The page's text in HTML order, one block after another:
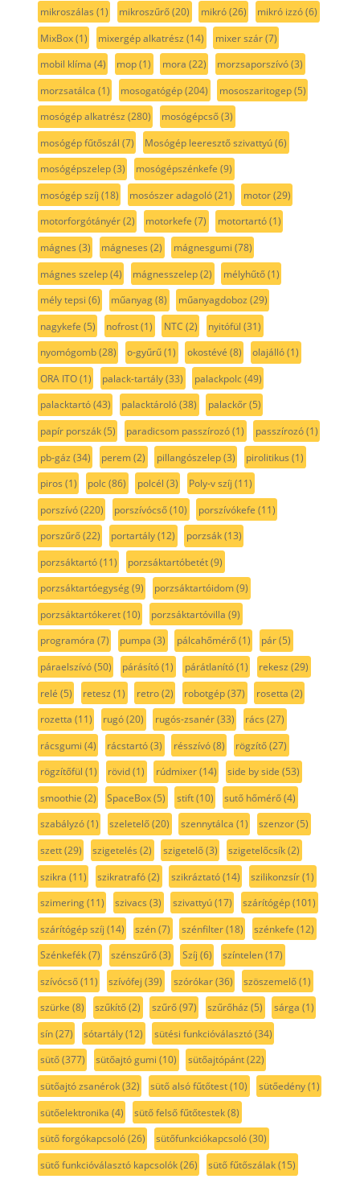
mikroszálas (1) mikroszűrő(20) mikró(26) mikró izzó(6)
MixBox(1) mixergép alkatrész (14) mixer szár(7)
mobil klíma (4) mop(1) mora (22) morzsaporszívó(3)
morzsatálca (1) mosogatógép(204) mososzaritogep(5)
mosógép alkatrész (280) mosógépcső(3)
mosógép fűtőszál (7) Mosógép leeresztő szivattyú(6)
mosógépszelep(3) mosógépszénkefe (9)
mosógép szíj (18) mosószer adagoló(21) motor(29)
motorforgótányér(2) motorkefe (7) motortartó(1)
mágnes (3) mágneses (2) mágnesgumi (78)
mágnes szelep(4) mágnesszelep(2) mélyhűtő(1)
mély tepsi (6) műanyag(8) műanyagdoboz (29)
nagykefe (5) nofrost(1) NTC (2) nyitófül (31)
nyomógomb(28) o-gyűrű(1) okostévé (8) olajálló(1)
ORA ITO(1) palack-tartály(33) palackpolc(49)
palacktartó(43) palacktároló(38) palackőr(5)
papír porszák(5) paradicsom passzírozó(1) passzírozó(1)
pb-gáz (34) perem(2) pillangószelep(3) pirolitikus (1)
piros (1) polc(86) polcél (3) Poly-v szíj (11)
porszívó(220) porszívócső(10) porszívókefe (11)
porszűrő(22) portartály(12) porzsák(13)
porzsáktartó(11) porzsáktartóbetét(9)
porzsáktartóegység(9) porzsáktartóidom(9)
porzsáktartókeret(10) porzsáktartóvilla (9)
programóra (7) pumpa (3) pálcahőmérő(1) pár(5)
páraelszívó(50) párásító(1) párátlanító(1) rekesz (29)
relé (5) retesz (1) retro(2) robotgép(37) rosetta (2)
rozetta (11) rugó(20) rugós-zsanér(33) rács (27)
rácsgumi (4) rácstartó(3) résszívó(8) rögzítő(27)
rögzítőfül (1) rövid(1) rúdmixer(14) side by side (53)
smoothie (2) SpaceBox(5) stift(10) sutő hőmérő(4)
szabályzó(1) szeletelő(20) szennytálca (1) szenzor(5)
szett(29) szigetelés (2) szigetelő(3) szigetelőcsík(2)
szikra (11) szikratrafó(2) szikráztató(14) szilikonzsír(1)
szimering(11) szivacs (3) szivattyú(17) szárítógép(101)
szárítógép szíj (14) szén(7) szénfilter(18) szénkefe (12)
Szénkefék(7) szénszűrő(3) Szíj (6) színtelen(17)
szívócső(11) szívófej (39) szórókar(36) szöszemelő(1)
szürke (8) szűkítő(2) szűrő(97) szűrőház (5) sárga (1)
sín(27) sótartály(12) sütési funkcióválasztó(34)
sütő(377) sütőajtó gumi (10) sütőajtópánt(22)
sütőajtó zsanérok(32) sütő alsó fűtőtest(10) sütőedény(1)
sütőelektronika (4) sütő felső fűtőtestek(8)
sütő forgókapcsoló(26) sütőfunkciókapcsoló(30)
sütő funkcióválasztó kapcsolók(26) sütő fűtőszálak(15)